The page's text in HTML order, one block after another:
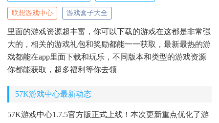
联想游戏中心 游戏盒子大全
里面的游戏资源超丰富，你可以下载的游戏在这都是非常强
大的，相关的游戏礼包和奖励都能一一获取，最新最热的游
戏都能在app里面下载和玩乐，不同版本和类型的游戏资源
你都能获取，超多福利等你去领
57K游戏中心最新动态
57K游戏中心1.7.5官方版正式上线！本次更新重点优化了游